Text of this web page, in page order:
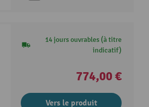
14 jours ouvrables (à titre
indicatif)
774,00 €
Vers le produit